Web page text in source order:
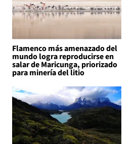
Flamenco más amenazado del
mundo logra reproducirse en
salar de Maricunga, priorizado
para minería del litio